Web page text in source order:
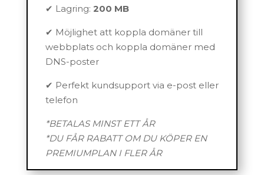
✔ Lagring: 200 MB
✔ Möjlighet att koppla domäner till
webbplats och koppla domäner med
DNS-poster
✔ Perfekt kundsupport via e-post eller
telefon
*BETALAS MINST ETT ÅR
*DU FÅR RABATT OM DU KÖPER EN
PREMIUMPLAN I FLER ÅR